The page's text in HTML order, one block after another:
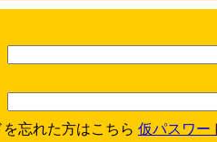
忘れた方はこちら 仮パスワー